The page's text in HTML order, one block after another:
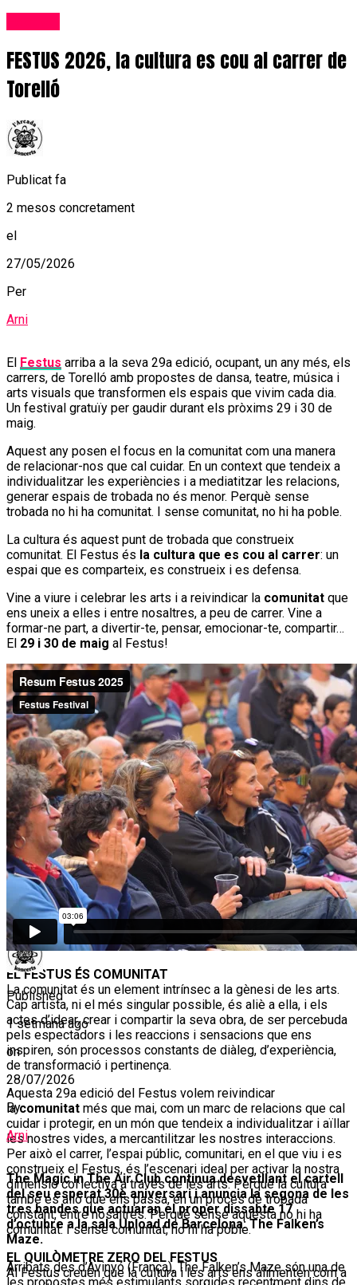
FESTUS 2026, la cultura es cou al carrer de
Torelló
Publicat fa
2 mesos concretament
el
27/05/2026
Per
Arni
El Festus arriba a la seva 29a edició, ocupant, un any més, els
carrers, de Torelló amb propostes de dansa, teatre, música i
arts visuals que transformen els espais que vivim cada dia.
Un festival gratuïy per gaudir durant els pròxims 29 i 30 de
maig.
Aquest any posen el focus en la comunitat com una manera
de relacionar-nos que cal cuidar. En un context que tendeix a
individualitzar les experiències i a mediatitzar les relacions,
generar espais de trobada no és menor. Perquè sense
trobada no hi ha comunitat. I sense comunitat, no hi ha poble.
La cultura és aquest punt de trobada que construeix
comunitat. El Festus és la cultura que es cou al carrer: un
espai que es comparteix, es construeix i es defensa.
Vine a viure i celebrar les arts i a reivindicar la comunitat que
ens uneix a elles i entre nosaltres, a peu de carrer. Vine a
formar-ne part, a divertir-te, pensar, emocionar-te, compartir…
El 29 i 30 de maig al Festus!
EL FESTUS ÉS COMUNITAT
La comunitat és un element intrínsec a la gènesi de les arts.
Cap artista, ni el més singular possible, és aliè a ella, i els
actes d’idear, crear i compartir la seva obra, de ser percebuda
pels espectadors i les reaccions i sensacions que ens
inspiren, són processos constants de diàleg, d’experiència,
de transformació i pertinença.
Aquesta 29a edició del Festus volem reivindicar
lacomunitat més que mai, com un marc de relacions que cal
cuidar i protegir, en un món que tendeix a individualitzar i aïllar
les nostres vides, a mercantilitzar les nostres interaccions.
Per això el carrer, l’espai públic, comunitari, en el que viu i es
construeix el Festus, és l’escenari ideal per activar la nostra
dimensió col·lectiva a través de les arts. Perquè la cultura
també és allò que ens passa, en un procés de trobada
constant, entre nosaltres. Perquè sense aquesta no hi ha
comunitat. I sense comunitat, no hi ha poble.
EL QUILÒMETRE ZERO DEL FESTUS
Al Festus creuen que la cultura i les arts ens alimenten com a
Continue Reading
Relacionat
Fetus estrena el videoclip “És ara, amics, és ara”
Festival
THE FALKEN’S MAZE, segona banda
confirmada per al 30è aniversari del Magic
in the Air Club
Published
1 setmana ago
on
28/07/2026
By
Arni
The Magic in The Air Club continua desvetllant el cartell
del seu esperat 30è aniversari i anuncia la segona de les
tres bandes que actuaran el proper dissabte 17
d’octubre a la sala Upload de Barcelona: The Falken’s
Maze.
Arribats des d’Avinyó (França), The Falken’s Maze són una de